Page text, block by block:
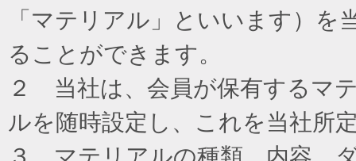
「マテリアル」といいます）
ることができます。
２ 当社は、会員が保有するマ
ルを随時設定し、これを当社所